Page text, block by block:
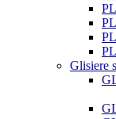
Glisiere